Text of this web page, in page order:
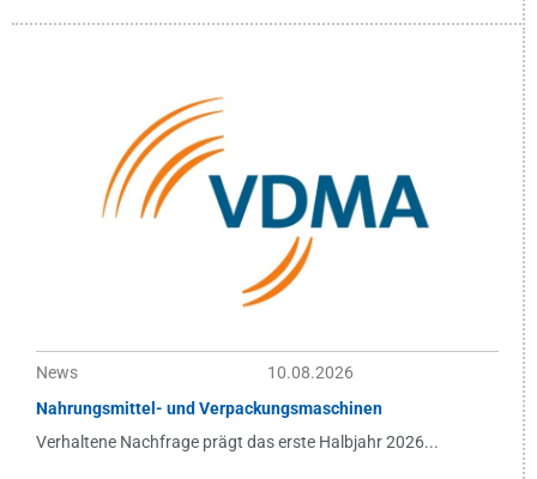
News
10.08.2026
Nahrungsmittel- und Verpackungsmaschinen
Verhaltene Nachfrage prägt das erste Halbjahr 2026...